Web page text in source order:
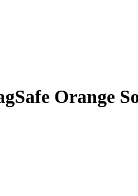
Orange